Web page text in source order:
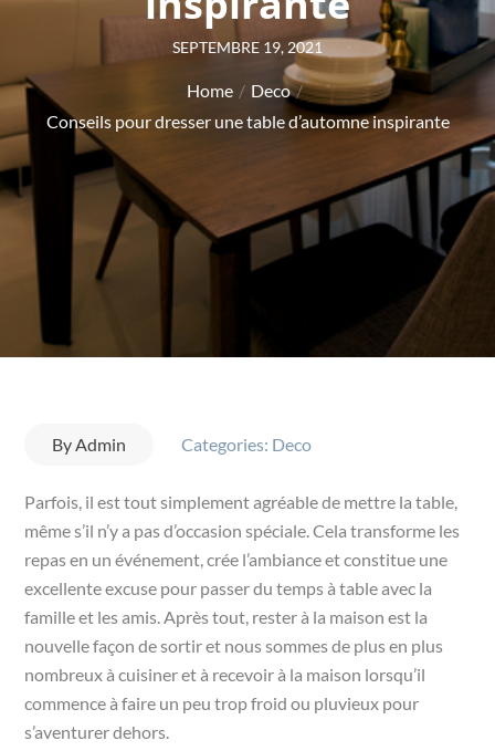
Posted
SEPTEMBRE 19, 2021
Home
Deco
Conseils pour dresser une table d’automne inspirante
ByAdmin Categories: Deco
Parfois, il est tout simplement agréable de mettre la table,
même s’il n’y a pas d’occasion spéciale. Cela transforme les
repas en un événement, crée l’ambiance et constitue une
excellente excuse pour passer du temps à table avec la
famille et les amis. Après tout, rester à la maison est la
nouvelle façon de sortir et nous sommes de plus en plus
nombreux à cuisiner et à recevoir à la maison lorsqu’il
commence à faire un peu trop froid ou pluvieux pour
s’aventurer dehors.